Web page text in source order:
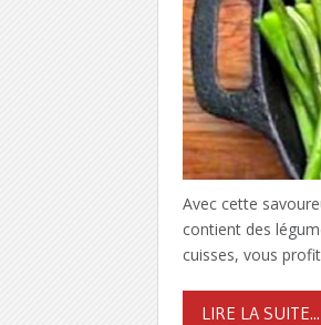
Avec cette
contient des
cuisses, vous
LIRE LA SUITE...